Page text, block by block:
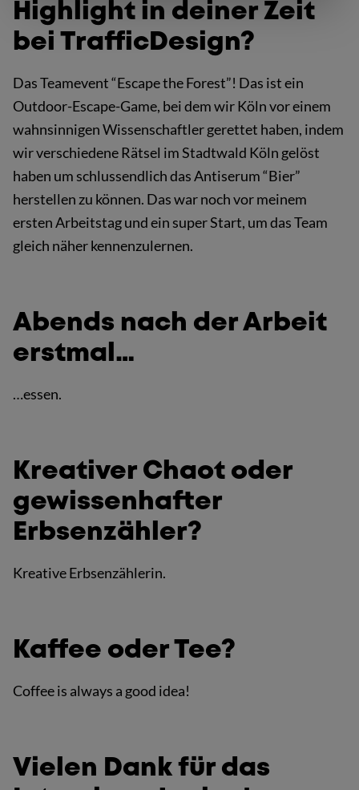
Highlight in deiner Zeit
bei TrafficDesign?
Das Teamevent “Escape the Forest”! Das ist ein
Outdoor-Escape-Game, bei dem wir Köln vor einem
wahnsinnigen Wissenschaftler gerettet haben, indem
wir verschiedene Rätsel im Stadtwald Köln gelöst
haben um schlussendlich das Antiserum “Bier”
herstellen zu können. Das war noch vor meinem
ersten Arbeitstag und ein super Start, um das Team
gleich näher kennenzulernen.
Abends nach der Arbeit
erstmal…
…essen.
Kreativer Chaot oder
gewissenhafter
Erbsenzähler?
Kreative Erbsenzählerin.
Kaffee oder Tee?
Coffee is always a good idea!
Vielen Dank für das